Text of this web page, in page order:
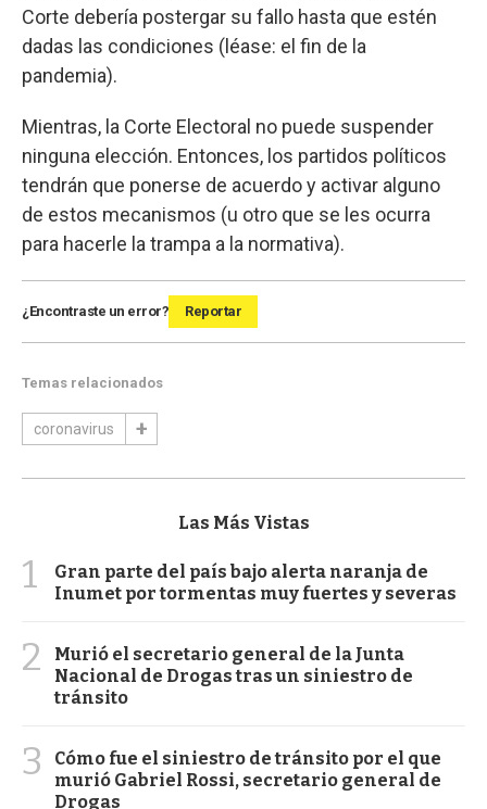
Corte debería postergar su fallo hasta que estén
dadas las condiciones (léase: el fin de la
pandemia).
Mientras, la Corte Electoral no puede suspender
ninguna elección. Entonces, los partidos políticos
tendrán que ponerse de acuerdo y activar alguno
de estos mecanismos (u otro que se les ocurra
para hacerle la trampa a la normativa).
¿Encontraste un error? Reportar
Temas relacionados
coronavirus
Las Más Vistas
1
Gran parte del país bajo alerta naranja de
Inumet por tormentas muy fuertes y severas
2
Murió el secretario general de la Junta
Nacional de Drogas tras un siniestro de
tránsito
3
Cómo fue el siniestro de tránsito por el que
murió Gabriel Rossi, secretario general de
Drogas